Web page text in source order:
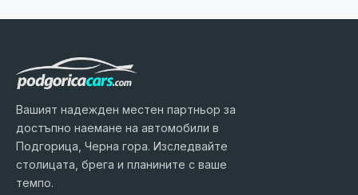
Вашият надежден местен партньор за
достъпно наемане на автомобили в
Подгорица, Черна гора. Изследвайте
столицата, брега и планините с ваше
темпо.